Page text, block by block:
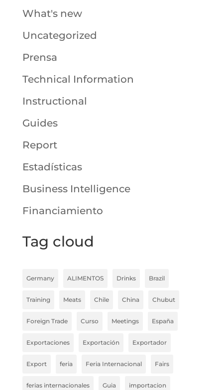
What's new
Uncategorized
Prensa
Technical Information
Instructional
Guides
Report
Estadísticas
Business Intelligence
Financiamiento
Tag cloud
Germany ALIMENTOS Drinks Brazil
Training Meats Chile China Chubut
Foreign Trade Curso Meetings España
Exportaciones Exportación Exportador
Export feria Feria Internacional Fairs
ferias internacionales Guia importacion